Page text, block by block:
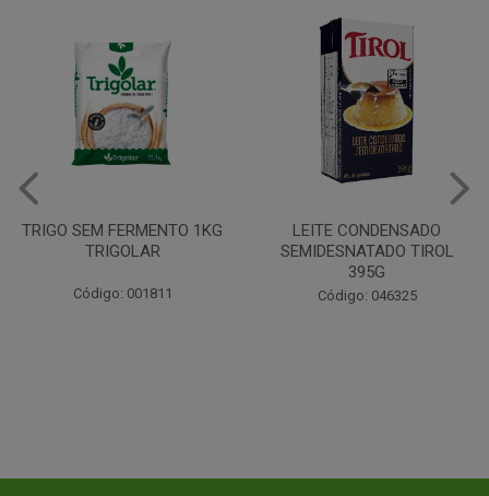
LEITE CONDENSADO
SEMIDESNATADO TIROL
Código: 046325
CHANTILINHO EM PO 400G
MIX
Código: 037442